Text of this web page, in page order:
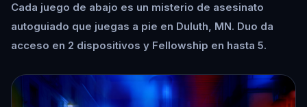
Cada juego de abajo es un misterio de asesinato
autoguiado que juegas a pie en Duluth, MN. Duo da
acceso en 2 dispositivos y Fellowship en hasta 5.